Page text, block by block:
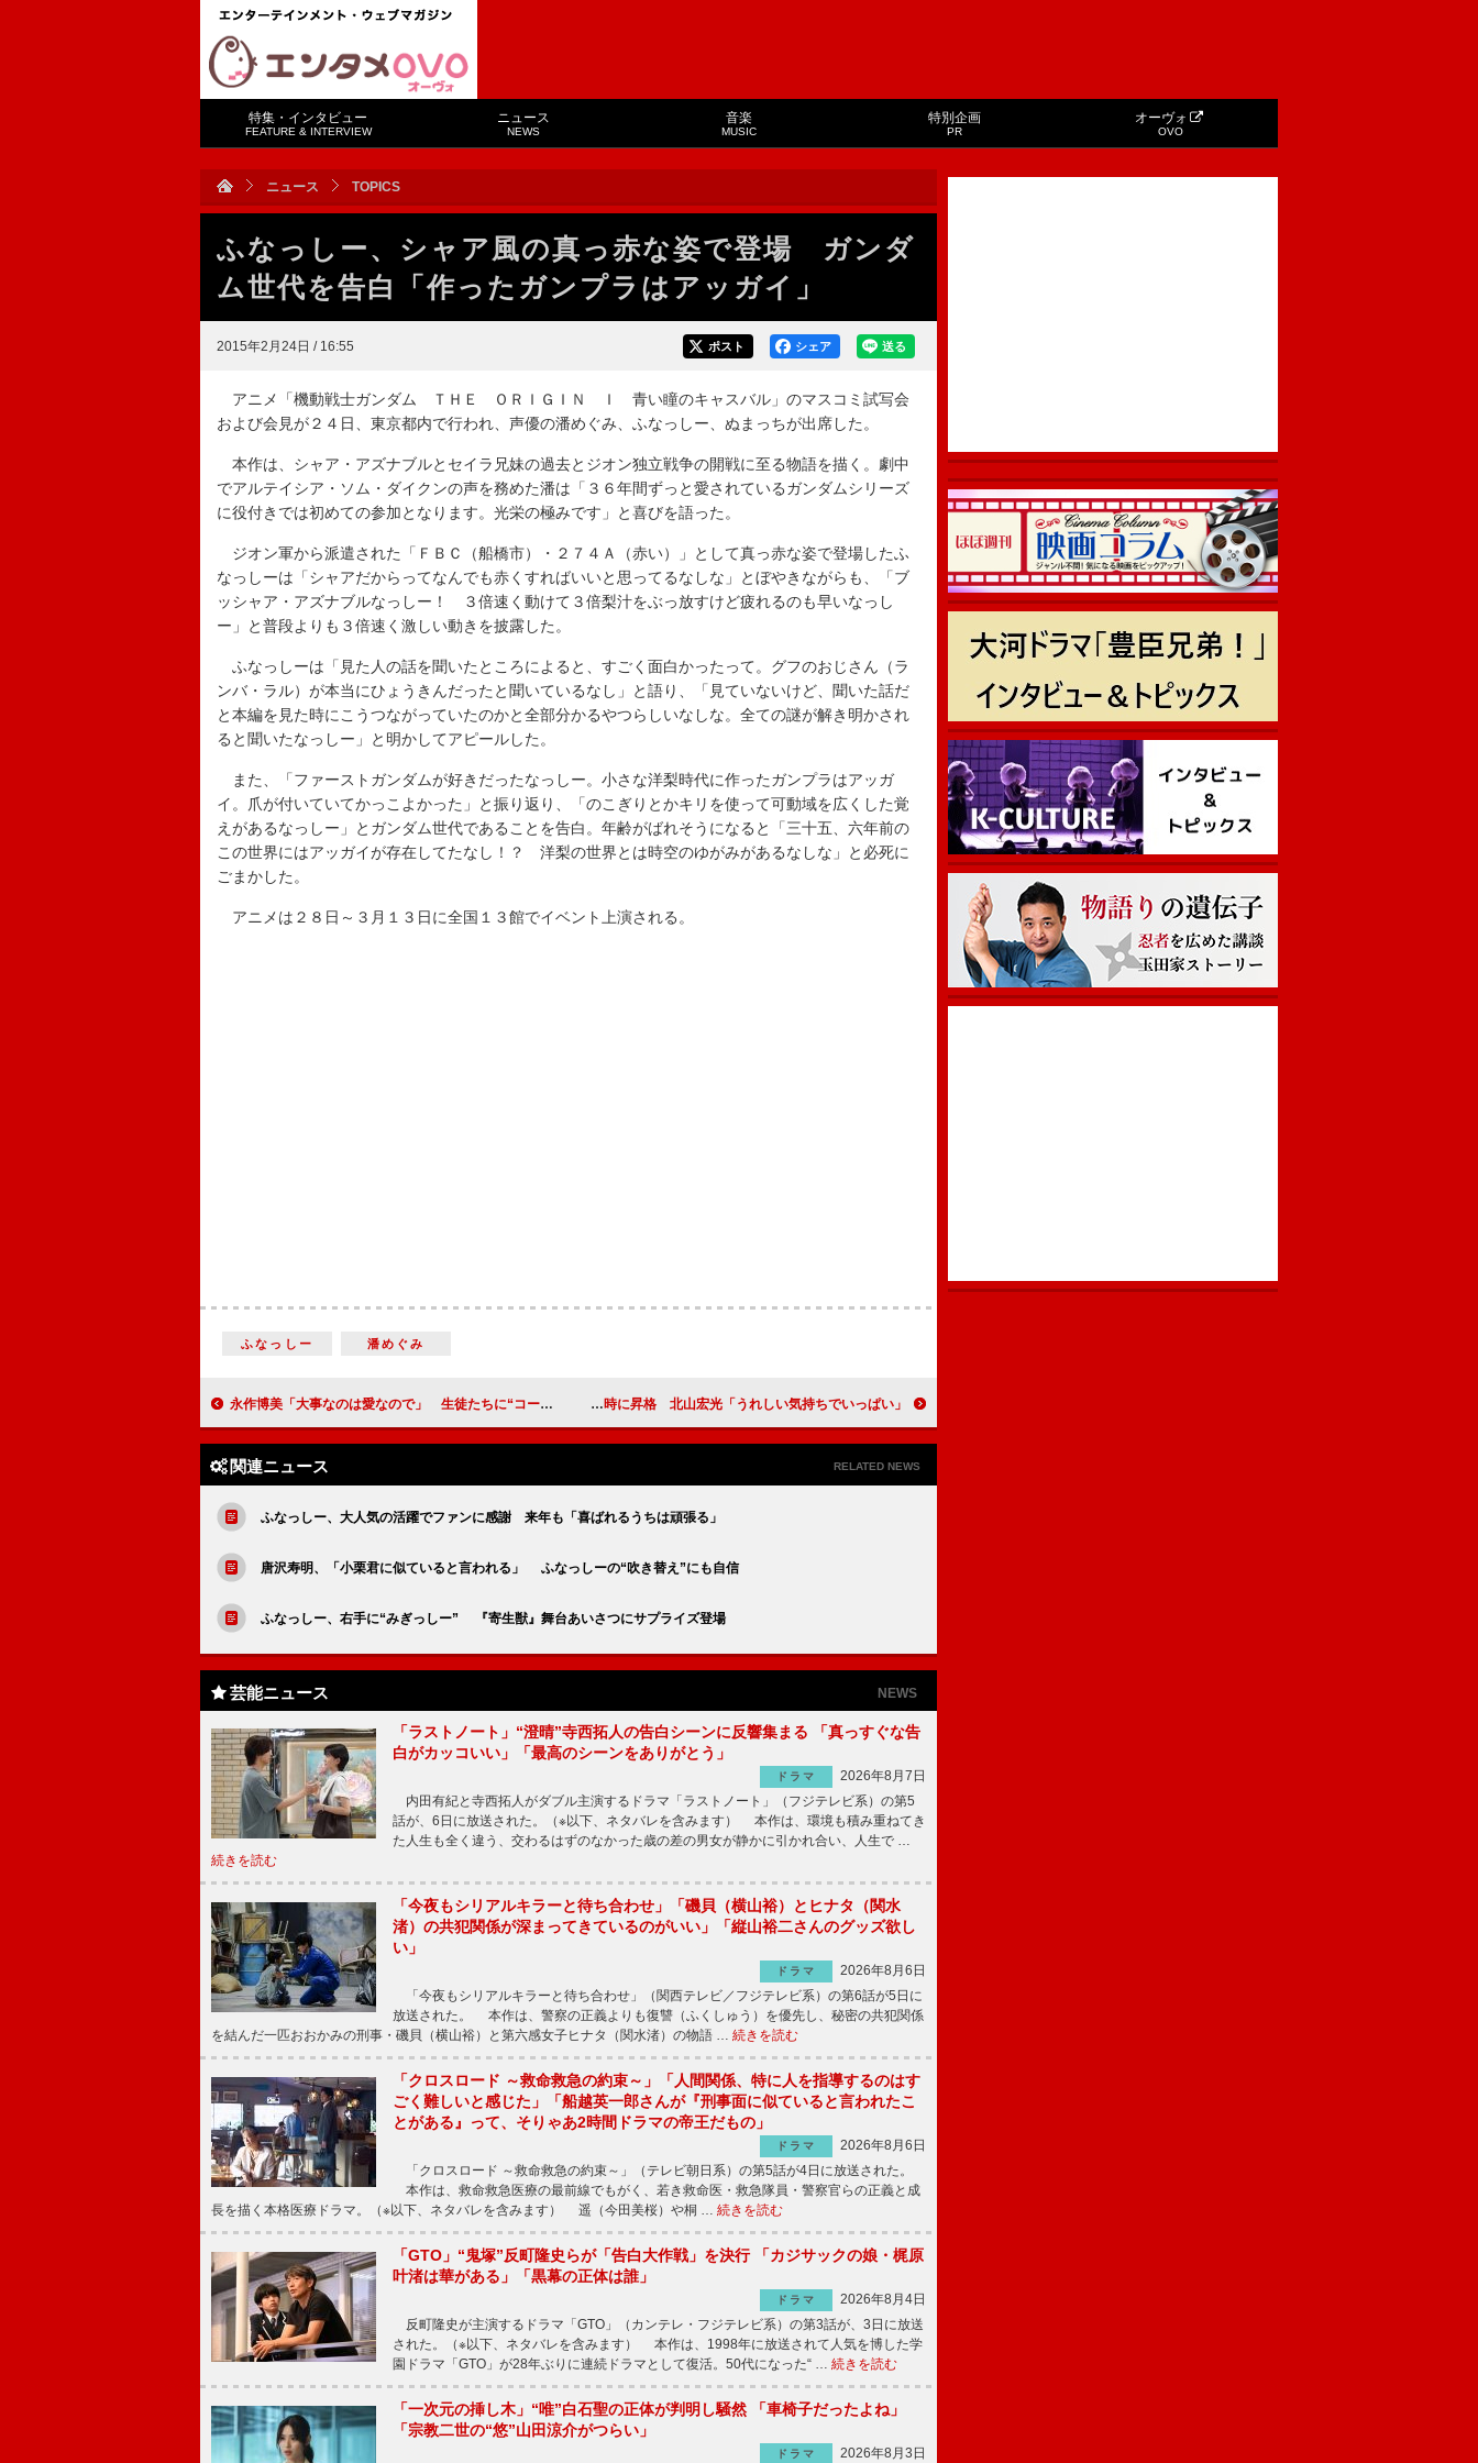
特集・インタビュー
FEATURE & INTERVIEW
ニュース
NEWS
音楽
MUSIC
特別企画
PR
オーヴォ
OVO
ニュース TOPICS
ふなっしー、シャア風の真っ赤な姿で登場 ガンダ
ム世代を告白「作ったガンプラはアッガイ」
2015年2月24日 / 16:55 送る
シェア
ポスト
アニメ「機動戦士ガンダム ＴＨＥ ＯＲＩＧＩＮ Ｉ 青い瞳のキャスバル」のマスコミ試写会
および会見が２４日、東京都内で行われ、声優の潘めぐみ、ふなっしー、ぬまっちが出席した。
本作は、シャア・アズナブルとセイラ兄妹の過去とジオン独立戦争の開戦に至る物語を描く。劇中
でアルテイシア・ソム・ダイクンの声を務めた潘は「３６年間ずっと愛されているガンダムシリーズ
に役付きでは初めての参加となります。光栄の極みです」と喜びを語った。
ジオン軍から派遣された「ＦＢＣ（船橋市）・２７４Ａ（赤い）」として真っ赤な姿で登場したふ
なっしーは「シャアだからってなんでも赤くすればいいと思ってるなしな」とぼやきながらも、「ブ
ッシャア・アズナブルなっしー！ ３倍速く動けて３倍梨汁をぶっ放すけど疲れるのも早いなっし
ー」と普段よりも３倍速く激しい動きを披露した。
ふなっしーは「見た人の話を聞いたところによると、すごく面白かったって。グフのおじさん（ラ
ンバ・ラル）が本当にひょうきんだったと聞いているなし」と語り、「見ていないけど、聞いた話だ
と本編を見た時にこうつながっていたのかと全部分かるやつらしいなしな。全ての謎が解き明かされ
ると聞いたなっしー」と明かしてアピールした。
また、「ファーストガンダムが好きだったなっしー。小さな洋梨時代に作ったガンプラはアッガ
イ。爪が付いていてかっこよかった」と振り返り、「のこぎりとかキリを使って可動域を広くした覚
えがあるなっしー」とガンダム世代であることを告白。年齢がばれそうになると「三十五、六年前の
この世界にはアッガイが存在してたなし！？ 洋梨の世界とは時空のゆがみがあるなしな」と必死に
ごまかした。
アニメは２８日～３月１３日に全国１３館でイベント上演される。
ふなっしー 潘めぐみ
永作博美「大事なのは愛なので」 生徒たちに“コーヒーの入れ方”を指導 キスマイの冠番組が午後１１時に昇格 北山宏光「うれしい気持ちでいっぱい」
関連ニュース RELATED NEWS
ふなっしー、大人気の活躍でファンに感謝 来年も「喜ばれるうちは頑張る」
唐沢寿明、「小栗君に似ていると言われる」 ふなっしーの“吹き替え”にも自信
ふなっしー、右手に“みぎっしー” 『寄生獣』舞台あいさつにサプライズ登場
芸能ニュース NEWS
「ラストノート」“澄晴”寺西拓人の告白シーンに反響集まる 「真っすぐな告
白がカッコいい」「最高のシーンをありがとう」
ドラマ
2026年8月7日
内田有紀と寺西拓人がダブル主演するドラマ「ラストノート」（フジテレビ系）の第5
話が、6日に放送された。（※以下、ネタバレを含みます） 本作は、環境も積み重ねてき
た人生も全く違う、交わるはずのなかった歳の差の男女が静かに引かれ合い、人生で …
続きを読む
「今夜もシリアルキラーと待ち合わせ」「磯貝（横山裕）とヒナタ（関水
渚）の共犯関係が深まってきているのがいい」「縦山裕二さんのグッズ欲し
い」
ドラマ
2026年8月6日
「今夜もシリアルキラーと待ち合わせ」（関西テレビ／フジテレビ系）の第6話が5日に
放送された。 本作は、警察の正義よりも復讐（ふくしゅう）を優先し、秘密の共犯関係
を結んだ一匹おおかみの刑事・磯貝（横山裕）と第六感女子ヒナタ（関水渚）の物語 … 続きを読む
「クロスロード ～救命救急の約束～」「人間関係、特に人を指導するのはす
ごく難しいと感じた」「船越英一郎さんが『刑事面に似ていると言われたこ
とがある』って、そりゃあ2時間ドラマの帝王だもの」
ドラマ
2026年8月6日
「クロスロード ～救命救急の約束～」（テレビ朝日系）の第5話が4日に放送された。
本作は、救命救急医療の最前線でもがく、若き救命医・救急隊員・警察官らの正義と成
長を描く本格医療ドラマ。（※以下、ネタバレを含みます） 遥（今田美桜）や桐 … 続きを読む
「GTO」“鬼塚”反町隆史らが「告白大作戦」を決行 「カジサックの娘・梶原
叶渚は華がある」「黒幕の正体は誰」
ドラマ
2026年8月4日
反町隆史が主演するドラマ「GTO」（カンテレ・フジテレビ系）の第3話が、3日に放送
された。（※以下、ネタバレを含みます） 本作は、1998年に放送されて人気を博した学
園ドラマ「GTO」が28年ぶりに連続ドラマとして復活。50代になった“ … 続きを読む
「一次元の挿し木」“唯”白石聖の正体が判明し騒然 「車椅子だったよね」
「宗教二世の“悠”山田涼介がつらい」
ドラマ 2026年8月3日